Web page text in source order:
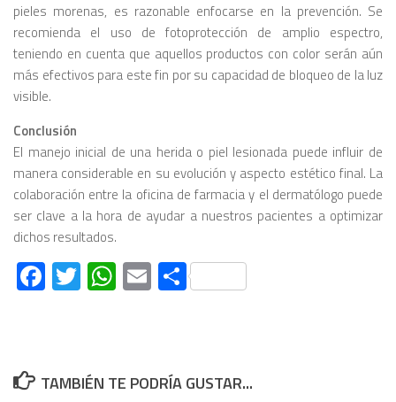
pieles morenas, es razonable enfocarse en la prevención. Se
recomienda el uso de fotoprotección de amplio espectro,
teniendo en cuenta que aquellos productos con color serán aún
más efectivos para este fin por su capacidad de bloqueo de la luz
visible.
Conclusión
El manejo inicial de una herida o piel lesionada puede influir de
manera considerable en su evolución y aspecto estético final. La
colaboración entre la oficina de farmacia y el dermatólogo puede
ser clave a la hora de ayudar a nuestros pacientes a optimizar
dichos resultados.
Facebook
Twitter
WhatsApp
EmailCompartir
TAMBIÉN TE PODRÍA GUSTAR...